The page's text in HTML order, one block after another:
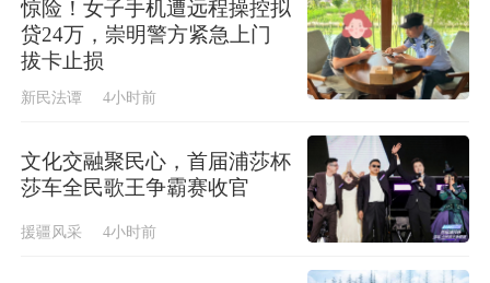
惊险！女子手机遭远程操控拟
贷24万，崇明警方紧急上门
拔卡止损
新民法谭 4小时前
文化交融聚民心，首届浦莎杯
莎车全民歌王争霸赛收官
援疆风采 4小时前